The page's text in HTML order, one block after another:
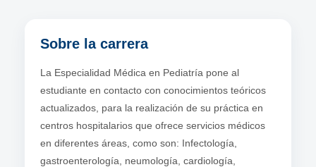
Sobre la carrera
La Especialidad Médica en Pediatría pone al
estudiante en contacto con conocimientos teóricos
actualizados, para la realización de su práctica en
centros hospitalarios que ofrece servicios médicos
en diferentes áreas, como son: Infectología,
gastroenterología, neumología, cardiología,